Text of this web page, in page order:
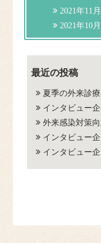
2021年11月
2021年10月
最近の投稿
夏季の外来診
インタビュー
外来感染対策
インタビュー
インタビュー